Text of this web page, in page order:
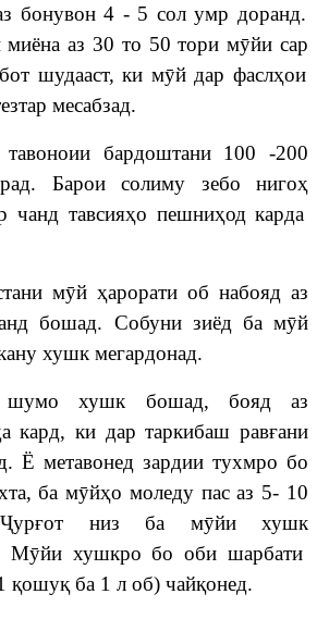
бонувон4 - 5 сол умр доранд.
миёна аз 30 то 50 тори мӯйи сар
шудааст, ки мӯй дар фаслҳои
р месабзад.
тавоноии бардоштани100 -200
Барои солиму зебо нигоҳ
чанд тавсияҳо пешниҳод карда
мӯй ҳарорати об набояд аз
бошад. Собуни зиёд ба мӯй
хушк мегардонад.
шумо хушк бошад, бояд аз
кард, ки дар таркибаш равғани
Ё метавонед зардии тухмро бо
ба мӯйҳо моледу пас аз 5- 10
Ҷурғот низ ба мӯйи
хушк
Мӯйи хушкро бо оби шарбати
қошуқ ба 1 л об) чайқонед.